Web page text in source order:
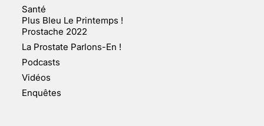
Santé
Plus Bleu Le Printemps !
Prostache 2022
La Prostate Parlons-En !
Podcasts
Vidéos
Enquêtes